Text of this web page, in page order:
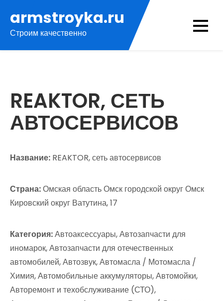
содержимому
armstroyka.ru
Строим качественно
REAKTOR, СЕТЬ
АВТОСЕРВИСОВ
Название: REAKTOR, сеть автосервисов
Страна:Омская область Омск городской округ Омск
Кировский округ Ватутина, 17
Категория:Автоаксессуары, Автозапчасти для
иномарок, Автозапчасти для отечественных
автомобилей, Автозвук, Автомасла / Мотомасла /
Химия, Автомобильные аккумуляторы, Автомойки,
Авторемонт и техобслуживание (СТО),